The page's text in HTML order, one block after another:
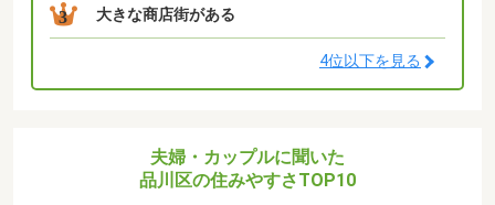
3 大きな商店街がある
4位以下を見る
夫婦・カップルに聞いた
品川区の住みやすさTOP10